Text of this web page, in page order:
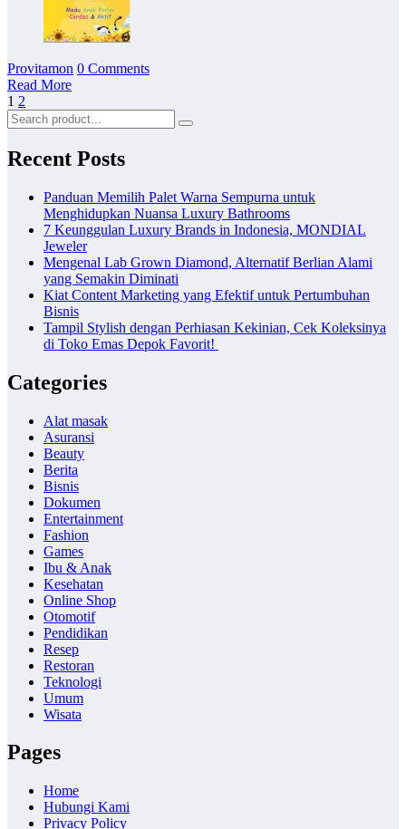
Provitamon 0 Comments
Read More
Posts
pagination
1 2
Recent Posts
Panduan Memilih Palet Warna Sempurna untuk
Menghidupkan Nuansa Luxury Bathrooms
7 Keunggulan Luxury Brands in Indonesia, MONDIAL
Jeweler
Mengenal Lab Grown Diamond, Alternatif Berlian Alami
yang Semakin Diminati
Kiat Content Marketing yang Efektif untuk Pertumbuhan
Bisnis
Tampil Stylish dengan Perhiasan Kekinian, Cek Koleksinya
di Toko Emas Depok Favorit!
Categories
Alat masak
Asuransi
Beauty
Berita
Bisnis
Dokumen
Entertainment
Fashion
Games
Ibu & Anak
Kesehatan
Online Shop
Otomotif
Pendidikan
Resep
Restoran
Teknologi
Umum
Wisata
Pages
Home
Hubungi Kami
Privacy Policy